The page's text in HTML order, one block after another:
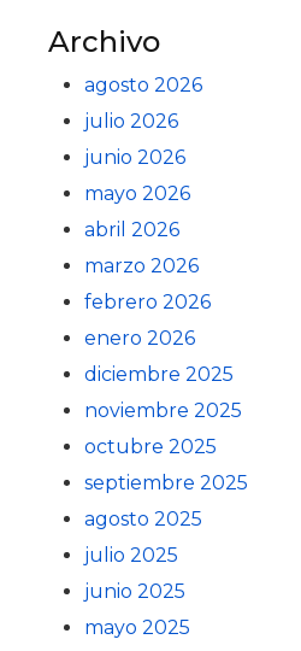
Archivo
agosto 2026
julio 2026
junio 2026
mayo 2026
abril 2026
marzo 2026
febrero 2026
enero 2026
diciembre 2025
noviembre 2025
octubre 2025
septiembre 2025
agosto 2025
julio 2025
junio 2025
mayo 2025